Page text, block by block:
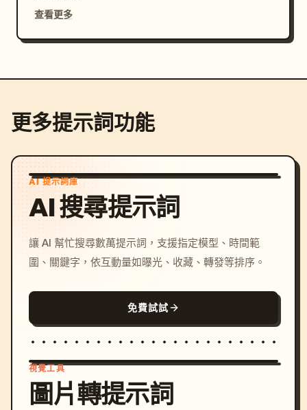
查看更多
更多提示詞功能
AI 提示詞庫
AI 搜尋提示詞
讓 AI 幫忙搜尋數萬提示詞，支援指定模型、時間範
圍、關鍵字，依互動量如曝光、收藏、轉發等排序。
免費試試
視覺工具
圖片轉提示詞